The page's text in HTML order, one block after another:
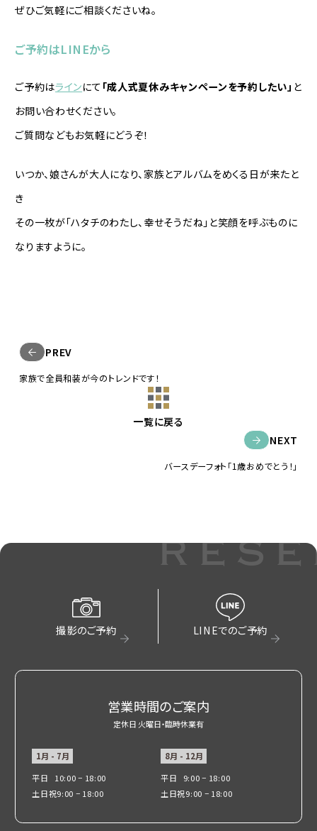
ぜひご気軽にご相談くださいね。
ご予約はLINEから
ご予約はラインにて 「成人式夏休みキャンペーンを予約したい」 と
お問い合わせください。
ご質問などもお気軽にどうぞ！
いつか、娘さんが大人になり、家族とアルバムをめくる日が来たと
き――
その一枚が「ハタチのわたし、幸せそうだね」と笑顔を呼ぶものに
なりますように。
PREV
家族で全員和装が今のトレンドです！
一覧に戻る
NEXT
バースデーフォト「1歳おめでとう！」
撮影のご予約 LINEでのご予約
営業時間のご案内
定休日 火曜日・臨時休業有
1月 - 7月
平日
10:00 − 18:00
土日祝9:00 − 18:00
8月 - 12月
平日
9:00 − 18:00
土日祝9:00 − 18:00